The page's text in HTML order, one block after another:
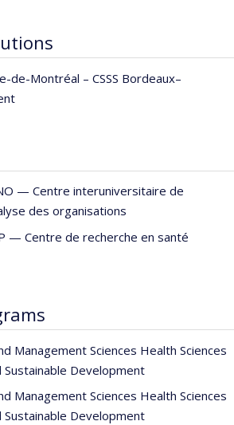
de-Montréal – CSSS Bordeaux–
— Centre interuniversitaire de
des organisations
— Centre de recherche en santé
Management Sciences Health Sciences
Sustainable Development
Management Sciences Health Sciences
Sustainable Development